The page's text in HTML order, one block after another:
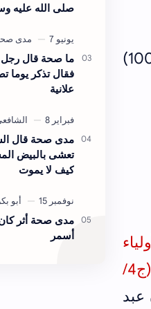
سأسرد لكم بالترتيب من كان يصلي مائة (100) ركعة إلى من كان يصلي ألف (1000)
(ج2/ص256) من طريق نصر بن علي الجهضمي وأخرجه البيهقي في شعب الإيمان (ج4/
عبد
صلى الله عليه
ما صحة قال رجل
فقال تذكر يوما
علانية
مدى صحة قال
تعشى بالبيض
كيف لا يموت
مدى صحة أثر كان
أسمر